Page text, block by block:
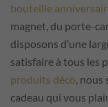
bouteille
magnet, du porte-
disposons d’une
satisfaire à tous les
produits déco ,
cadeau qui vous